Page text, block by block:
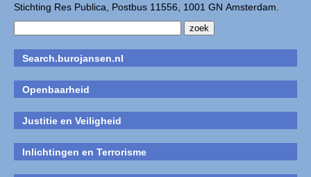
Stichting Res Publica, Postbus 11556, 1001 GN Amsterdam.
Search.burojansen.nl
Openbaarheid
Justitie en Veiligheid
Inlichtingen en Terrorisme